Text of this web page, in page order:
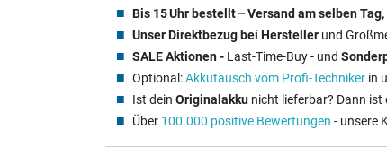
Bis 15 Uhr bestellt – Versand am selben
Unser Direktbezug bei Hersteller und
SALE Aktionen - Last-Time-Buy - und
Optional:Akkutausch vom Profi‑Technikerin
Ist dein Originalakkunicht lieferbar? Dann ist
Über 100.000 positive Bewertungen - unsere